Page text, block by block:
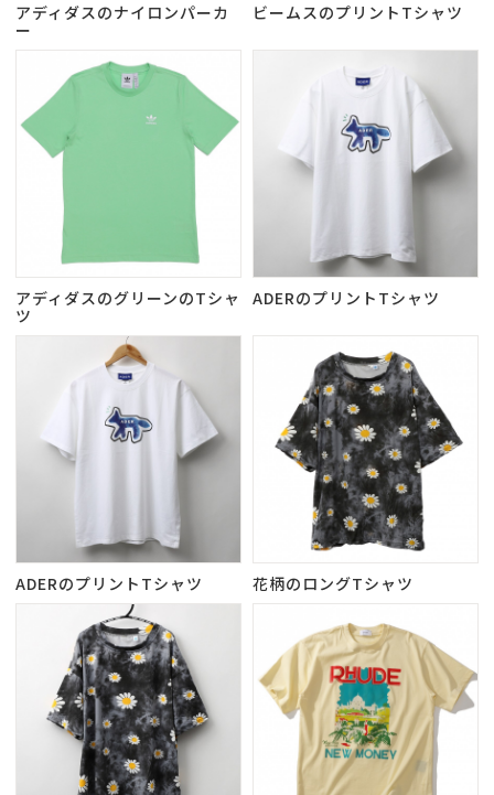
アディダスのナイロンパーカ
ー
ビームスのプリントTシャツ
アディダスのグリーンのTシャ
ツ
ADERのプリントTシャツ
ADERのプリントTシャツ 花柄のロングTシャツ